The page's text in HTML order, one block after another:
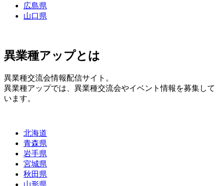
広島県
山口県
異業種アップとは
異業種交流会情報配信サイト。
異業種アップでは、異業種交流会やイベント情報を募集して
います。
北海道
青森県
岩手県
宮城県
秋田県
山形県